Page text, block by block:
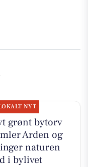
NYT
grønt bytorv
Arden og
naturen
i bylivet